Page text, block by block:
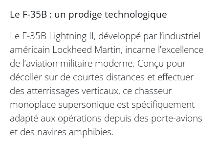
Le F-35B : un prodige technologique
Le F-35B Lightning II, développé par l’industriel
américain Lockheed Martin, incarne l’excellence
de l’aviation militaire moderne. Conçu pour
décoller sur de courtes distances et effectuer
des atterrissages verticaux, ce chasseur
monoplace supersonique est spécifiquement
adapté aux opérations depuis des porte-avions
et des navires amphibies.